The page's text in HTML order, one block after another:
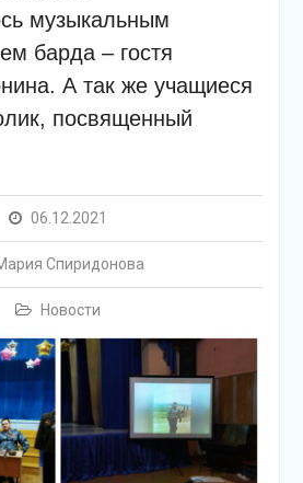
музыкальным
барда – гостя
А так же учащиеся
посвященный
06.12.2021
Спиридонова
Новости